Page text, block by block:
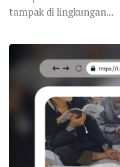
tampak di lingkungan...